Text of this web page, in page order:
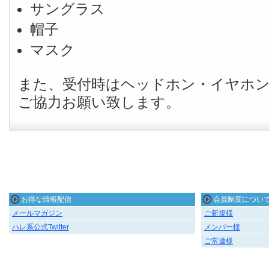
サングラス
帽子
マスク
また、受付時はヘッドホン・イヤホ
ご協力お願い致します。
お得な情報配信
メールマガジン
ハレ系公式Twitter
会員制度につい
ご新規様
メンバー様
ご常連様